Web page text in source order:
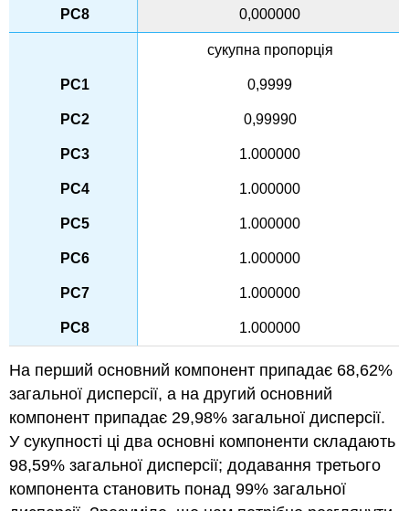
0,000000
сукупна пропорція
0,9999
0,99990
1.000000
1.000000
1.000000
1.000000
1.000000
1.000000
На перший основний компонент припадає 68,62%
загальної дисперсії, а на другий основний
компонент припадає 29,98% загальної дисперсії.
У сукупності ці два основні компоненти складають
98,59% загальної дисперсії; додавання третього
компонента становить понад 99% загальної